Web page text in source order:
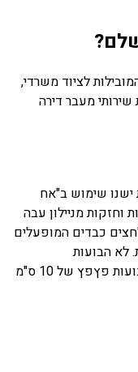
לציוד משרדי,
מעבר דירה
ישנו שימוש ב"אח
וחזקות מניילון עבה
כבדים המופעלים
לא הבועות
הסטנדרטיות בקוטר של כס"מ בודד, אלא בועות פץפץ של 10 ס"מ